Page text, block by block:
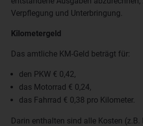
Verpflegung und Unterbringung.
Kilometergeld
Das amtliche KM-Geld beträgt für:
den PKW € 0,42,
das Motorrad € 0,24,
das Fahrrad € 0,38 pro Kilometer.
Darin enthalten sind alle Kosten (z.B.